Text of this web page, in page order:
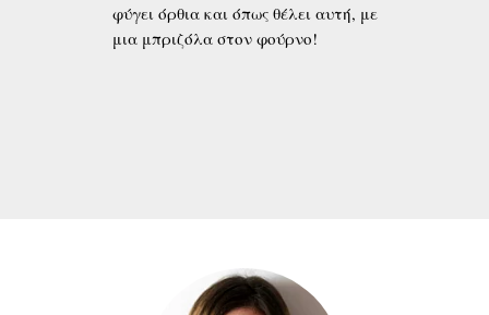
φύγει όρθια και όπως θέλει αυτή, με
μια μπριζόλα στον φούρνο!